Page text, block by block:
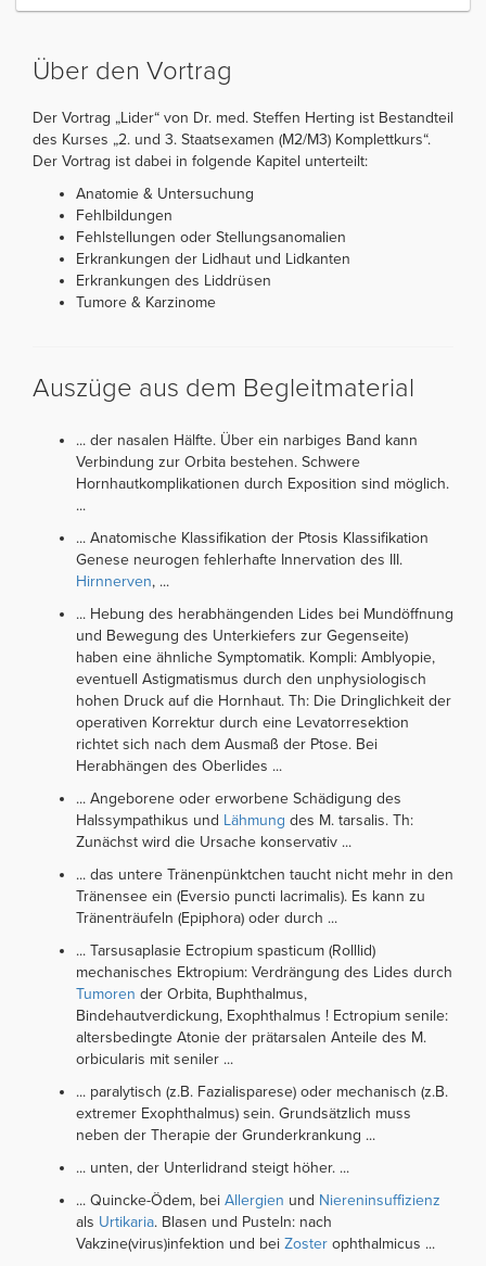
Über den Vortrag
Der Vortrag „Lider“ von Dr. med. Steffen Herting ist Bestandteil
des Kurses „2. und 3. Staatsexamen (M2/M3) Komplettkurs“.
Der Vortrag ist dabei in folgende Kapitel unterteilt:
Anatomie & Untersuchung
Fehlbildungen
Fehlstellungen oder Stellungsanomalien
Erkrankungen der Lidhaut und Lidkanten
Erkrankungen des Liddrüsen
Tumore & Karzinome
Auszüge aus dem Begleitmaterial
... der nasalen Hälfte. Über ein narbiges Band kann
Verbindung zur Orbita bestehen. Schwere
Hornhautkomplikationen durch Exposition sind möglich.
...
... Anatomische Klassifikation der Ptosis Klassifikation
Genese neurogen fehlerhafte Innervation des III.
Hirnnerven, ...
... Hebung des herabhängenden Lides bei Mundöffnung
und Bewegung des Unterkiefers zur Gegenseite)
haben eine ähnliche Symptomatik. Kompli: Amblyopie,
eventuell Astigmatismus durch den unphysiologisch
hohen Druck auf die Hornhaut. Th: Die Dringlichkeit der
operativen Korrektur durch eine Levatorresektion
richtet sich nach dem Ausmaß der Ptose. Bei
Herabhängen des Oberlides ...
... Angeborene oder erworbene Schädigung des
Halssympathikus und Lähmung des M. tarsalis. Th:
Zunächst wird die Ursache konservativ ...
... das untere Tränenpünktchen taucht nicht mehr in den
Tränensee ein (Eversio puncti lacrimalis). Es kann zu
Tränenträufeln (Epiphora) oder durch ...
... Tarsusaplasie Ectropium spasticum (Rolllid)
mechanisches Ektropium: Verdrängung des Lides durch
Tumoren der Orbita, Buphthalmus,
Bindehautverdickung, Exophthalmus ! Ectropium senile:
altersbedingte Atonie der prätarsalen Anteile des M.
orbicularis mit seniler ...
... paralytisch (z.B. Fazialisparese) oder mechanisch (z.B.
extremer Exophthalmus) sein. Grundsätzlich muss
neben der Therapie der Grunderkrankung ...
... unten, der Unterlidrand steigt höher. ...
... Quincke-Ödem, bei Allergien und Niereninsuffizienz
als Urtikaria. Blasen und Pusteln: nach
Vakzine(virus)infektion und bei Zoster ophthalmicus ...